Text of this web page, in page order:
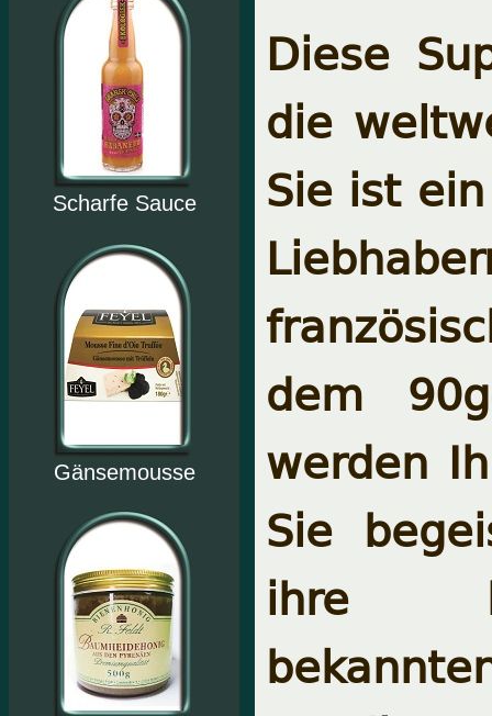
Scharfe Sauce
Gänsemousse
Diese
die
Sie ist
dem
werden
Sie
ihre